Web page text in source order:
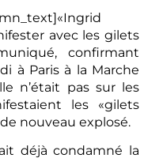
avec les gilets
confirmant
à Paris à la Marche
n’était pas sur les
les «gilets
nouveau explosé.
déjà condamné la